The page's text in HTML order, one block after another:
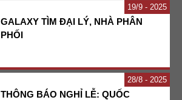
19 9 - 2025
GALAXY TÌM ĐẠI LÝ, NHÀ PHÂN
PHỐI
28 8 - 2025
THÔNG BÁO NGHỈ LỄ: QUỐC